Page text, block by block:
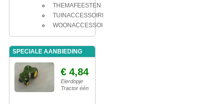
THEMAFEESTEN
TUINACCESSOIRES
WOONACCESSOIRES
SPECIALE AANBIEDING
€ 4,84
Eierdopje
Tractor één